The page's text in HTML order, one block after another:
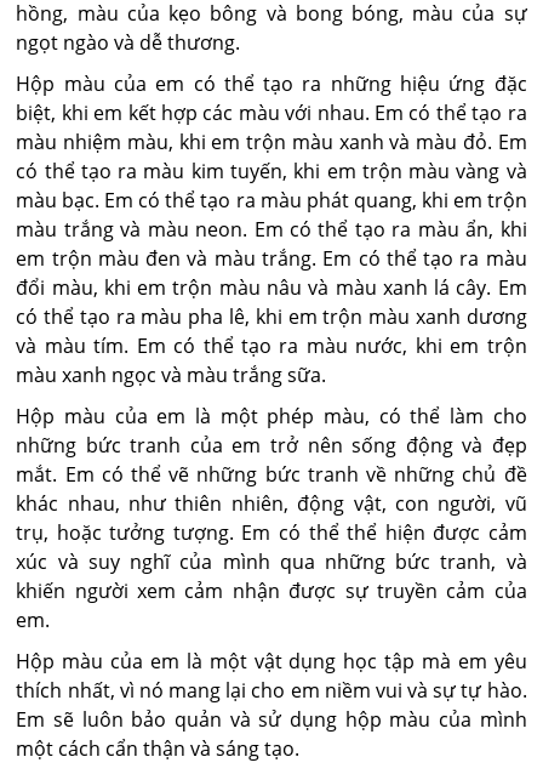
hồng, màu của kẹo bông và bong bóng, màu của sự
ngọt ngào và dễ thương.
Hộp màu của em có thể tạo ra những hiệu ứng đặc
biệt, khi em kết hợp các màu với nhau. Em có thể tạo ra
màu nhiệm màu, khi em trộn màu xanh và màu đỏ. Em
có thể tạo ra màu kim tuyến, khi em trộn màu vàng và
màu bạc. Em có thể tạo ra màu phát quang, khi em trộn
màu trắng và màu neon. Em có thể tạo ra màu ẩn, khi
em trộn màu đen và màu trắng. Em có thể tạo ra màu
đổi màu, khi em trộn màu nâu và màu xanh lá cây. Em
có thể tạo ra màu pha lê, khi em trộn màu xanh dương
và màu tím. Em có thể tạo ra màu nước, khi em trộn
màu xanh ngọc và màu trắng sữa.
Hộp màu của em là một phép màu, có thể làm cho
những bức tranh của em trở nên sống động và đẹp
mắt. Em có thể vẽ những bức tranh về những chủ đề
khác nhau, như thiên nhiên, động vật, con người, vũ
trụ, hoặc tưởng tượng. Em có thể thể hiện được cảm
xúc và suy nghĩ của mình qua những bức tranh, và
khiến người xem cảm nhận được sự truyền cảm của
em.
Hộp màu của em là một vật dụng học tập mà em yêu
thích nhất, vì nó mang lại cho em niềm vui và sự tự hào.
Em sẽ luôn bảo quản và sử dụng hộp màu của mình
một cách cẩn thận và sáng tạo.